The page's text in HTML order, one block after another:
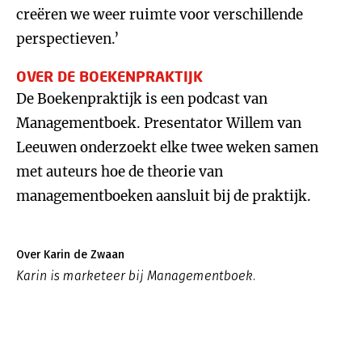
creëren we weer ruimte voor verschillende
perspectieven.’
OVER DE BOEKENPRAKTIJK
De Boekenpraktijk is een podcast van
Managementboek. Presentator Willem van
Leeuwen onderzoekt elke twee weken samen
met auteurs hoe de theorie van
managementboeken aansluit bij de praktijk.
Over Karin de Zwaan
Karin is marketeer bij Managementboek.